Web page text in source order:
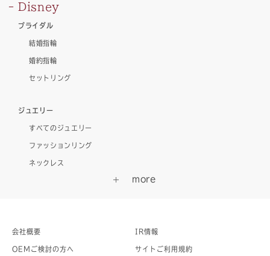
Disney
ブライダル
結婚指輪
婚約指輪
セットリング
ジュエリー
すべてのジュエリー
ファッションリング
ネックレス
会社概要 IR情報
OEMご検討の方へ サイトご利用規約